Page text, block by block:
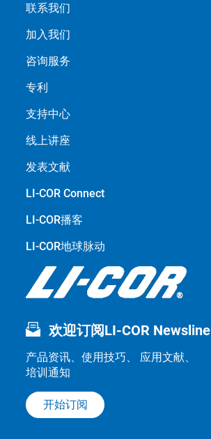
欢迎订阅LI-COR Newsline
产品资讯、使用技巧、 应用文献、
培训通知
开始订阅
联系我们
加入我们
咨询服务
专利
支持中心
线上讲座
发表文献
LI-COR Connect
LI-COR播客
LI-COR地球脉动